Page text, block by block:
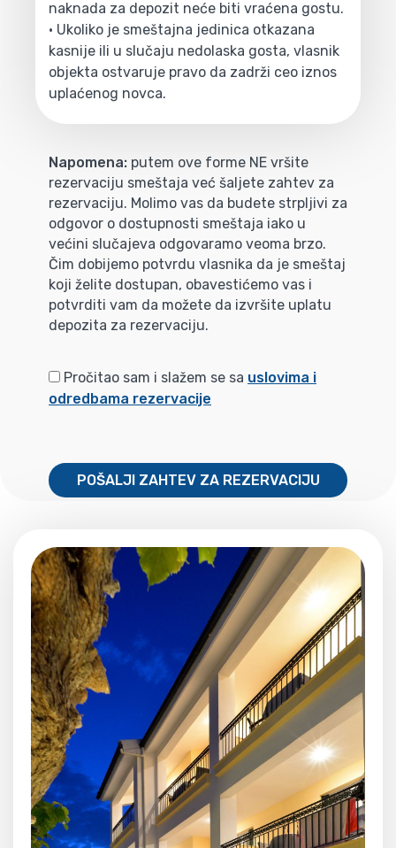
naknada za depozit neće biti vraćena gostu.
• Ukoliko je smeštajna jedinica otkazana
kasnije ili u slučaju nedolaska gosta, vlasnik
objekta ostvaruje pravo da zadrži ceo iznos
uplaćenog novca.
Napomena: putem ove forme NE vršite
rezervaciju smeštaja već šaljete zahtev za
rezervaciju. Molimo vas da budete strpljivi za
odgovor o dostupnosti smeštaja iako u
većini slučajeva odgovaramo veoma brzo.
Čim dobijemo potvrdu vlasnika da je smeštaj
koji želite dostupan, obavestićemo vas i
potvrditi vam da možete da izvršite uplatu
depozita za rezervaciju.
Pročitao sam i slažem se sa uslovima i
odredbama rezervacije
POŠALJI ZAHTEV ZA REZERVACIJU